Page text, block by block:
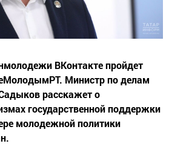
ВКонтакте пройдет
Министр по делам
расскажет о
государственной поддержки
молодежной политики